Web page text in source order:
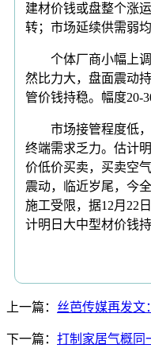
建材价钱或盘整个涨
转；市场延续供需弱均
个体厂商小幅上调
然比力大，盘面震动
管价钱持稳。幅度20-
市场接管程度低，
终端需求乏力。估计
价低价买卖，买卖空
震动，临近岁尾，今
施工受限，据12月22
计明日大中型材价钱持
上一篇： 丝芭传媒再发文
下一篇： 打制家居气概同